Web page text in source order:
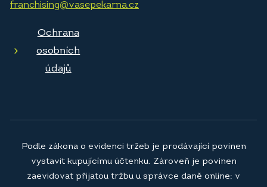
franchising@vasepekarna.cz
Ochrana
osobních
údajů
Podle zákona o evidenci tržeb je prodávající povinen
vystavit kupujícímu účtenku. Zároveň je povinen
zaevidovat přijatou tržbu u správce daně online; v